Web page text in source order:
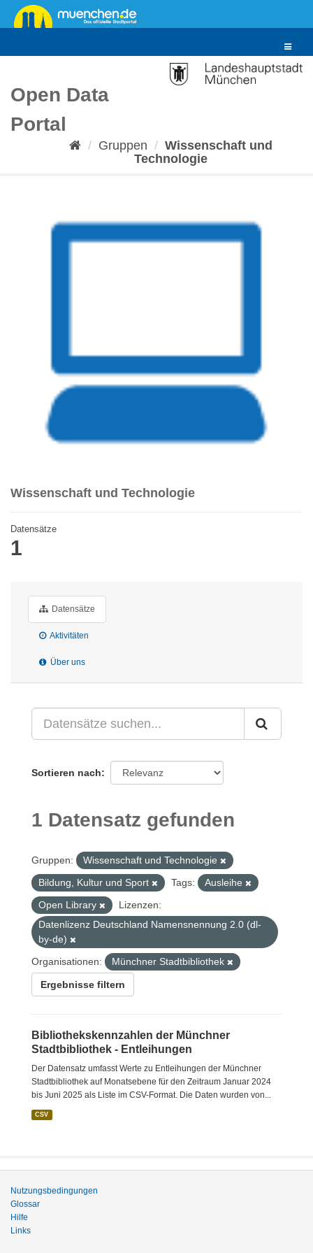
Überspringen
zum
Toggle
Open Data
Portal
Gruppen
Wissenschaft und
Technologie
Wissenschaft und Technologie
Datensätze
1
Datensätze
Aktivitäten
Über uns
Sortieren nach
1 Datensatz gefunden
Gruppen:
Wissenschaft und Technologie
Bildung, Kultur und Sport
Tags:
Ausleihe
Open Library
Lizenzen:
Datenlizenz Deutschland Namensnennung 2.0 (dl-
by-de)
Organisationen:
Münchner Stadtbibliothek
Ergebnisse filtern
Bibliothekskennzahlen der Münchner
Stadtbibliothek - Entleihungen
Der Datensatz umfasst Werte zu Entleihungen der Münchner
Stadtbibliothek auf Monatsebene für den Zeitraum Januar 2024
bis Juni 2025 als Liste im CSV-Format. Die Daten wurden von...
CSV
Nutzungsbedingungen
Glossar
Hilfe
Links